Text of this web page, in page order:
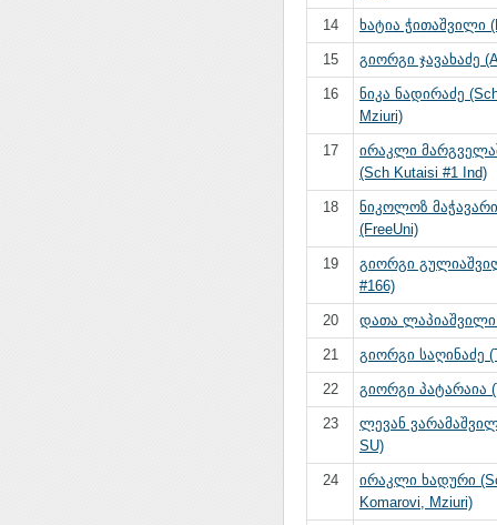
14 ხატია ჭითაშვილი
15 გიორგი ჯავახაძე
16
ნიკა ნადირაძე
Mziuri)
17
ირაკლი
(Sch Kutaisi #1 Ind)
18
ნიკოლოზ
(FreeUni)
19
გიორგი
#166)
20 დათა ლაპიაშვილი
21 გიორგი საღინაძე
22 გიორგი პატარაია
23
ლევან
SU)
24
ირაკლი ხადური
Komarovi, Mziuri)